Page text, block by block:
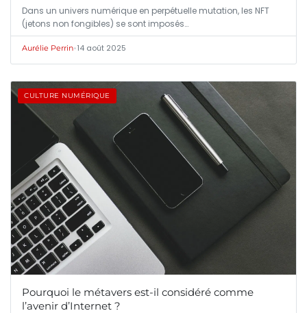
Dans un univers numérique en perpétuelle mutation, les NFT
(jetons non fongibles) se sont imposés…
Aurélie Perrin•14 août 2025
CULTURE NUMÉRIQUE
Pourquoi le métavers est-il considéré comme
l’avenir d’Internet ?